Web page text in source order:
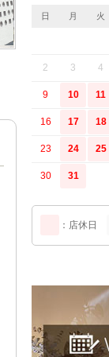
日 月 火
2 3 4
9 10 11
16 17 18
23 24 25
30 31
：店休日